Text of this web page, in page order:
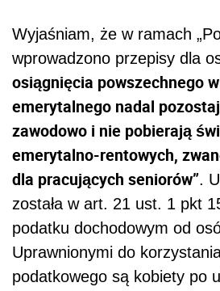
Wyjaśniam, że w ramach
wprowadzono przepisy dla
osiągnięcia powszechnego
emerytalnego nadal
zawodowo i nie pobierają
emerytalno-rentowych,
dla pracujących seniorów”.
została w art. 21 ust. 1 pkt
podatku dochodowym od
Uprawnionymi do
podatkowego są kobiety po